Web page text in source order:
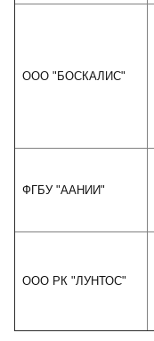
ООО "БОСКАЛИС"
ФГБУ "ААНИИ"
ООО РК "ЛУНТОС"